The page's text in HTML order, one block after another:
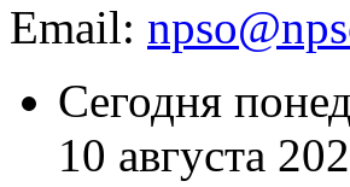
Email:
Сегодня
10 августа